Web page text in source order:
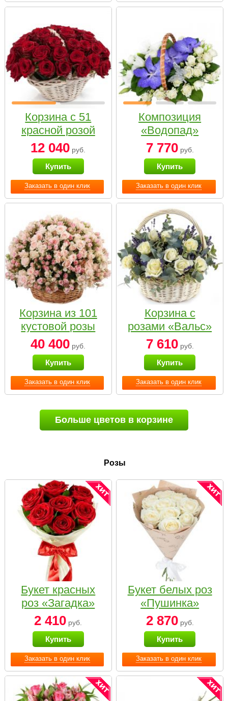
Заказать в один клик
Корзина с 51
красной розой
12 040 руб.
Купить
Заказать в один клик
Композиция
«Водопад»
7 770руб.
Купить
Заказать в один клик
Корзина из 101
кустовой розы
нежных тонов
40 400 руб.
Купить
Заказать в один клик
Корзина с
розами «Вальс»
7 610руб.
Купить
Больше цветов в корзине
Розы
Заказать в один клик
Букет красных
роз «Загадка»
2 410 руб.
Купить
Заказать в один клик
Букет белых роз
«Пушинка»
2 870руб.
Купить